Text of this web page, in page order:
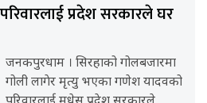
प्रदेश सरकारले घर
जनकपुरधाम । सिरहाको गोलबजारमा
गोली लागेर मृत्यु भएका गणेश यादवको